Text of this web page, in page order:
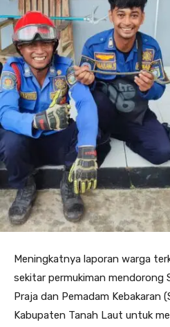
Meningkatnya laporan warga
sekitar permukiman mendorong
Praja dan Pemadam Kebakaran
Kabupaten Tanah Laut untuk